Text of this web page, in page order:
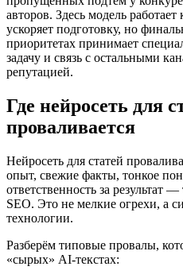
авторов. Здесь модель
ускоряет подготовку, но
приоритетах принимает
задачу и связь с остальными
репутацией.
Где нейросеть для
проваливается
Нейросеть для статей
опыт, свежие факты, тонкое
ответственность за результат
SEO. Это не мелкие огрехи, а
технологии.
Разберём типовые провалы,
«сырых» AI-текстах: